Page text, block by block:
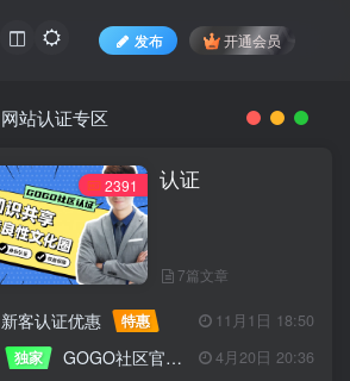
发布 开通会员
网站认证专区
2391 认证
7篇文章
新客认证优惠 特惠
11月1日 18:50
独家
GOGO社区官方成员认证 4月20日 20:36